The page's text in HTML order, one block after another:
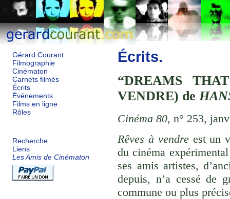
Gérard Courant
Filmographie
Cinématon
Carnets filmés
Écrits
Événements
Films en ligne
Rôles
Recherche
Liens
Les Amis de Cinématon
Écrits.
DREAMS
VENDRE) de
Cinéma 80, n° 253,
Rêves à vendreest un
du cinéma
ses amis artistes,
depuis, n’a cessé de
commune ou plus